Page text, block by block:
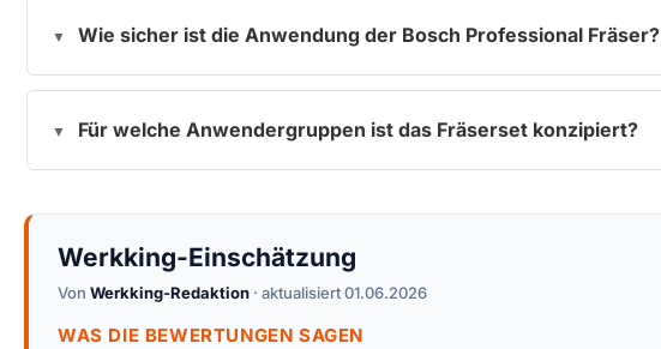
Wie sicher ist die Anwendung der Bosch Professional Fräser?
Für welche Anwendergruppen ist das Fräserset konzipiert?
Werkking-Einschätzung
Von Werkking-Redaktion · aktualisiert 01.06.2026
WAS DIE BEWERTUNGEN SAGEN